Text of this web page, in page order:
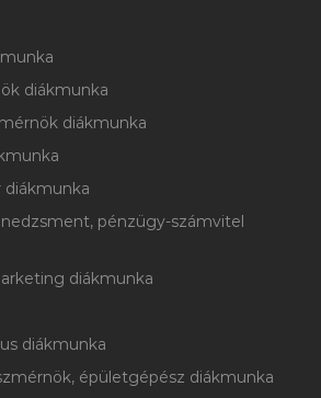
diákmunka
diákmunka
diákmunka
pénzügy-számvitel
diákmunka
diákmunka
épületgépész diákmunka